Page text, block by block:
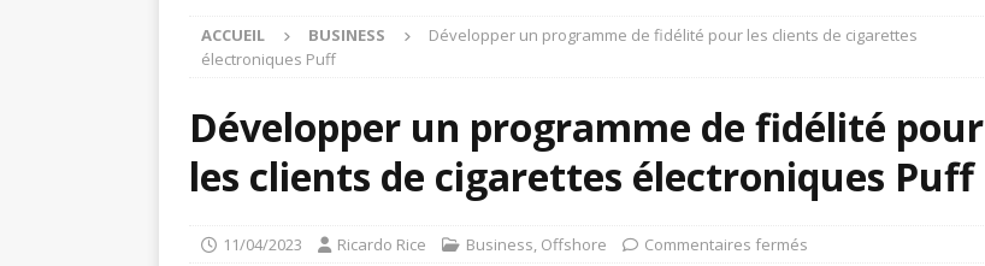
ACCUEIL BUSINESS
Développer un programme de fidélité pour les clients de cigarettes
électroniques Puff
Développer un programme de fidélité pour
les clients de cigarettes électroniques Puff
11/04/2023 Ricardo Rice Business, Offshore Commentaires fermés